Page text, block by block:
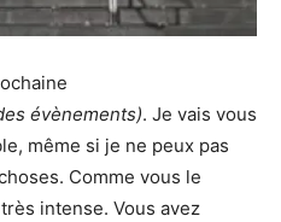
évènements). Je vais vous
même si je ne peux pas
Comme vous le
intense. Vous avez